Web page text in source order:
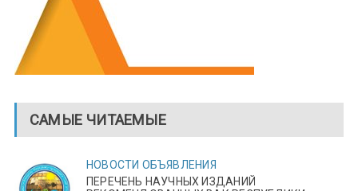
САМЫЕ ЧИТАЕМЫЕ
НОВОСТИ ОБЪЯВЛЕНИЯ
ПЕРЕЧЕНЬ НАУЧНЫХ ИЗДАНИЙ